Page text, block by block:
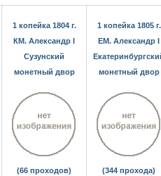
1 копейка 1804 г.
КМ. Александр I
Сузунский
монетный двор
(66 проходов)
1 копейка 1805 г.
ЕМ. Александр I
монетный двор
(344 прохода)